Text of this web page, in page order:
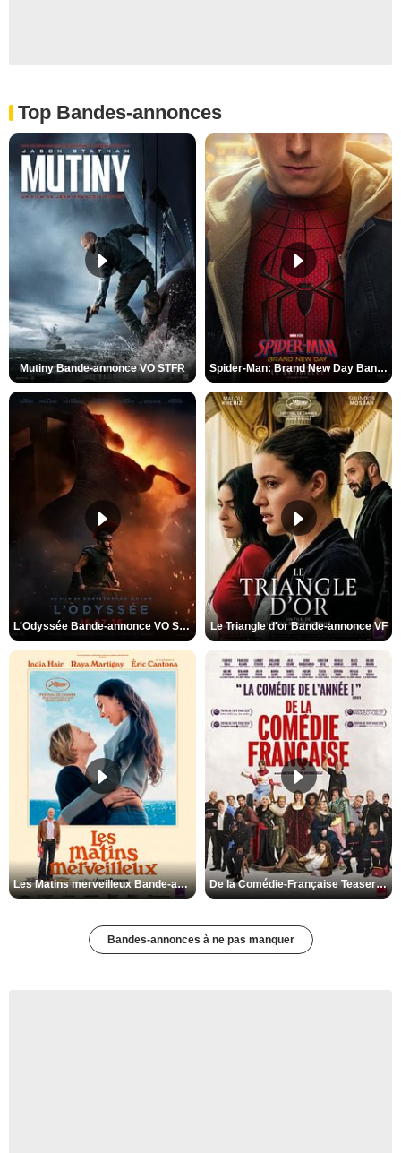
Top Bandes-annonces
Mutiny Bande-annonce VO STFR Spider-Man: Brand New Day Bande-annonce VO STFR
L'Odyssée Bande-annonce VO STFR Le Triangle d'or Bande-annonce VF
Les Matins merveilleux Bande-annonce VF De la Comédie-Française Teaser VF
Bandes-annonces à ne pas manquer